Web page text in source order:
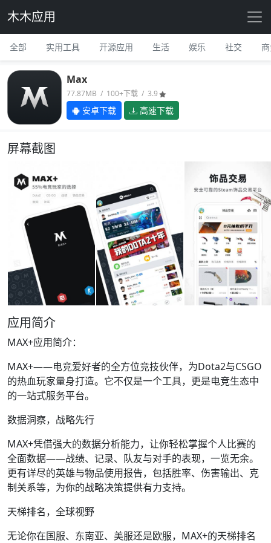
木木应用
全部 实用工具 开源应用 生活 娱乐 社交
Max
77.87MB / 100+下载 / 3.9
安卓下载 高速下载
屏幕截图
应用简介
MAX+应用简介：
MAX+——电竞爱好者的全方位竞技伙伴，为Dota2与CSGO
的热血玩家量身打造。它不仅是一个工具，更是电竞生态中
的一站式服务平台。
数据洞察，战略先行
MAX+凭借强大的数据分析能力，让你轻松掌握个人比赛的
全面数据——战绩、记录、队友与对手的表现，一览无余。
更有详尽的英雄与物品使用报告，包括胜率、伤害输出、克
制关系等，为你的战略决策提供有力支持。
天梯排名，全球视野
无论你在国服、东南亚、美服还是欧服，MAX+的天梯排名